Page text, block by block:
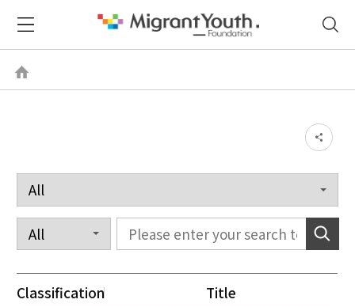
Classification Title